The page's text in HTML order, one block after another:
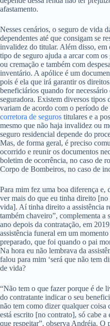
afastamento.
Nesses cenários, o seguro de vida
dependentes até que consigam se
invalidez do titular. Além disso, em
tipo de seguro ajuda a arcar com
ou cremação e também com
inventário. A apólice é um
pois é ela que irá garantir os
beneficiários quando for
seguradora. Existem diversos tipos
variam de acordo com o período
corretora de seguros titulares e a
mesmo que não haja invalidez ou
seguro residencial depende do
Mas, de forma geral, é preciso
ocorrido e reunir os documentos
boletim de ocorrência, no caso de
Corpo de Bombeiros, no caso de
Para mim fez uma boa diferença e,
ver mais do que eu tinha direito
vida]. Aí tinha direito a assistência
também chaveiro”, complementa a
ano depois da contratação, em
assistência funeral em um
preparado, que foi quando o pai
Na hora eu não lembrava da
falou para mim ‘será que não tem
de vida?
“Não tem o que fazer porque é de
do contratante indicar o seu
não tem como dizer qualquer coisa
está escrito [no contrato], só cabe a
que respeitar”, observa Andréia. O